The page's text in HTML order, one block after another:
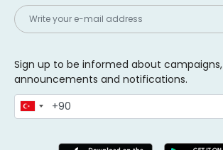
Sign up to be informed about campaigns,
announcements and notifications.